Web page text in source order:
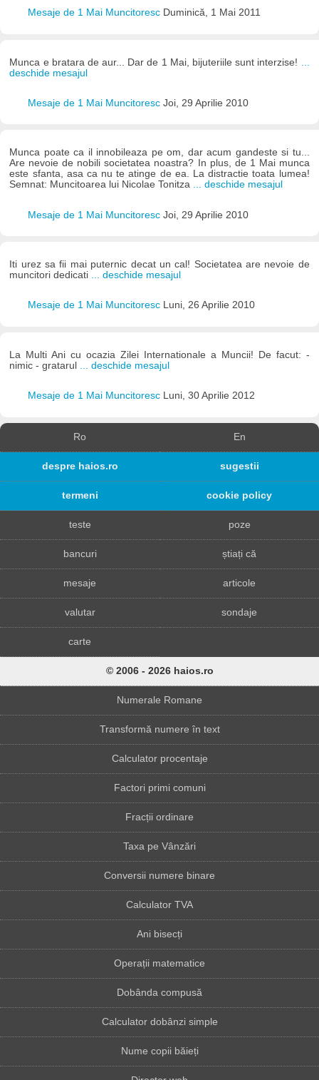
Mesaje de 1 Mai Muncitoresc Duminică, 1 Mai 2011
Munca e bratara de aur... Dar de 1 Mai, bijuteriile sunt interzise!
deschide mesajul
Mesaje de 1 Mai Muncitoresc Joi, 29 Aprilie 2010
Munca poate ca il innobileaza pe om, dar acum gandeste si tu...
Are nevoie de nobili societatea noastra? In plus, de 1 Mai munca
este sfanta, asa ca nu te atinge de ea. La distractie toata lumea!
Semnat: Muncitoarea lui Nicolae Tonitza ... deschide mesajul
Mesaje de 1 Mai Muncitoresc Joi, 29 Aprilie 2010
Iti urez sa fii mai puternic decat un cal! Societatea are nevoie de
muncitori dedicati ... deschide mesajul
Mesaje de 1 Mai Muncitoresc Luni, 26 Aprilie 2010
La Multi Ani cu ocazia Zilei Internationale a Muncii! De facut: -
nimic - gratarul
... deschide mesajul
Mesaje de 1 Mai Muncitoresc Luni, 30 Aprilie 2012
Ro En
despre haios.ro sugestii
termeni cookie policy
teste poze
bancuri știați că
mesaje articole
valutar sondaje
carte
© 2006 - 2026 haios.ro
Numerale Romane
Transformă numere în text
Calculator procentaje
Factori primi comuni
Fracții ordinare
Taxa pe Vânzări
Conversii numere binare
Calculator TVA
Ani bisecți
Operații matematice
Dobânda compusă
Calculator dobânzi simple
Nume copii băieți